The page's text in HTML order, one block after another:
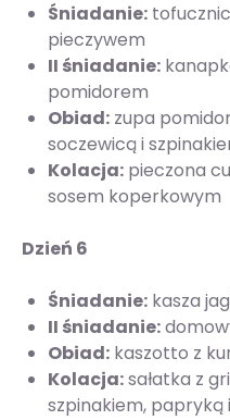
Śniadanie:
pieczywem
II śniadanie:
pomidorem
Obiad: zupa
soczewicą i
Kolacja: pieczona
sosem koperkowym
Dzień 6
Śniadanie: kasza
II śniadanie:
Obiad: kaszotto z
Kolacja:sałatka z
szpinakiem,